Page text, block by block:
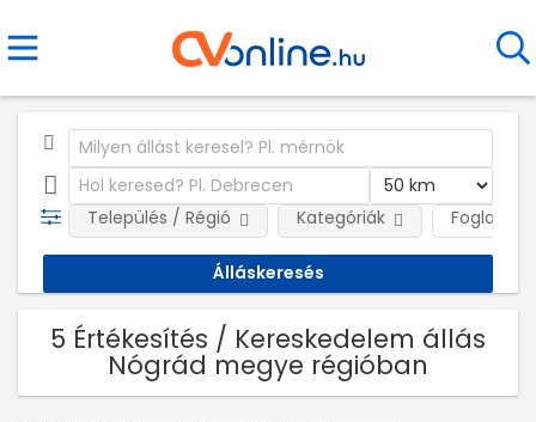
Település / Régió Kategóriák
5 Értékesítés / Kereskedelem állás
Nógrád megye régióban